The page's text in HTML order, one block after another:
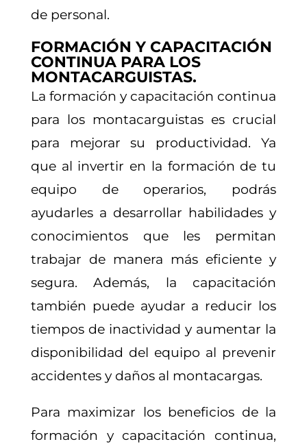
de personal.
FORMACIÓN Y CAPACITACIÓN
CONTINUA PARA LOS
MONTACARGUISTAS.
La formación y capacitación continua
para los montacarguistas es crucial
para mejorar su productividad. Ya
que al invertir en la formación de tu
equipo de operarios, podrás
ayudarles a desarrollar habilidades y
conocimientos que les permitan
trabajar de manera más eficiente y
segura. Además, la capacitación
también puede ayudar a reducir los
tiempos de inactividad y aumentar la
disponibilidad del equipo al prevenir
accidentes y daños al montacargas.
Para maximizar los beneficios de la
formación y capacitación continua,